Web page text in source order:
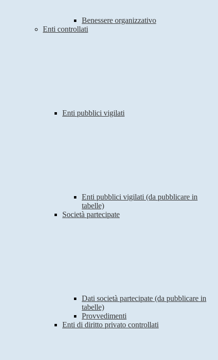
Benessere organizzativo
Enti controllati
Enti pubblici vigilati
Enti pubblici vigilati (da pubblicare in
tabelle)
Società partecipate
Dati società partecipate (da pubblicare in
tabelle)
Provvedimenti
Enti di diritto privato controllati